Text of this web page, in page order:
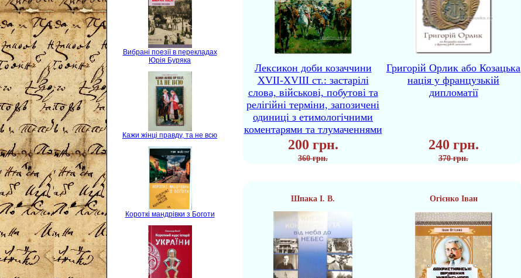
Вибрані поезії в перекладах
Юрія Буряка
Кажи жінці правду, та не всю
Короткі мандрівки з Боготи
Лексикон доби козаччини
XVII-XVIII ст.: застарілі
слова, військові, побутові та
релігійні терміни, запозичені
одиниці з етимологічними
коментарями та тлумаченнями
Григорій Орлик або Козацька
нація у французькій
дипломатії
200 грн. 240 грн.
360 грн. 370 грн.
Шпака І. В. Огієнко Іван